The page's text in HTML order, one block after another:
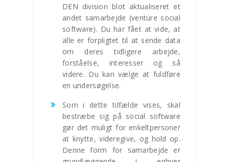
DEN division blot aktualiseret et
andet samarbejde (venture social
software). Du har fået at vide, at
alle er forpligtet til at sende data
om deres tidligere arbejde,
forståelse, interesser og så
videre. Du kan vælge at fuldføre
en undersøgelse.
Som i dette tilfælde vises, skal
bestræbe sig på social software
gør det muligt for enkeltpersoner
at knytte, videregive, og hold op.
Denne form for samarbejde er